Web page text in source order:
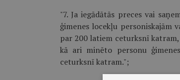
"7. Ja iegādātās preces vai
ģimenes locekļu personiskajām
par 200 latiem ceturksnī
kā ari minēto personu
ceturksnī katram.";